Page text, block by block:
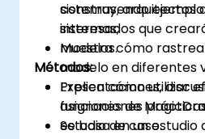
construyendo
sistemas;
Muestra cómo
modelo en diferentes
Explica cómo utilizar
funciones de
Se basa en un estudio
sistemas, arquitectos
interesados que
modelos.
Métodos:
Presentaciones,
asignaciones
estudio de caso.